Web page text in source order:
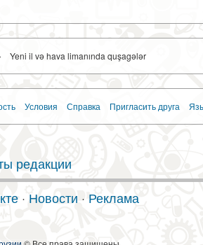
Yeni il və hava limanında quşagələr
Условия Справка Пригласить друга
редакции
· Новости · Реклама